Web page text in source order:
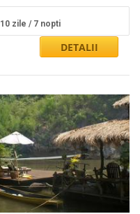
10 zile / 7 nopti